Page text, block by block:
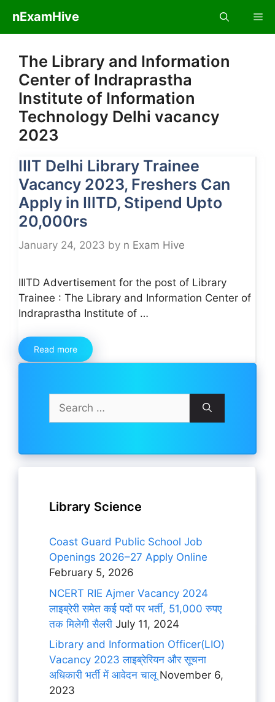
content
nExamHive
The Library and Information
Center of Indraprastha
Institute of Information
Technology Delhi vacancy
2023
IIIT Delhi Library Trainee
Vacancy 2023, Freshers Can
Apply in IIITD, Stipend Upto
20,000rs
January 24, 2023 by n Exam Hive
IIITD Advertisement for the post of Library
Trainee : The Library and Information Center of
Indraprastha Institute of …
Read more
Search
for:
Library Science
Coast Guard Public School Job
Openings 2026–27 Apply Online
February 5, 2026
NCERT RIE Ajmer Vacancy 2024
लाइब्रेरी समेत कई पदों पर भर्ती, 51,000 रुपए
तक मिलेगी सैलरी July 11, 2024
Library and Information Officer(LIO)
Vacancy 2023 लाइब्रेरियन और सूचना
अधिकारी भर्ती में आवेदन चालूNovember 6,
2023